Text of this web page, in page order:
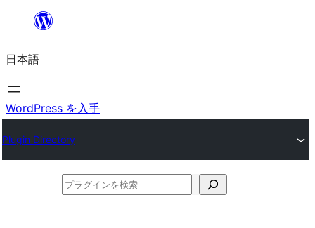
を
ス
キ
プ
日本語
WordPress を入手
Plugin Directory
プ